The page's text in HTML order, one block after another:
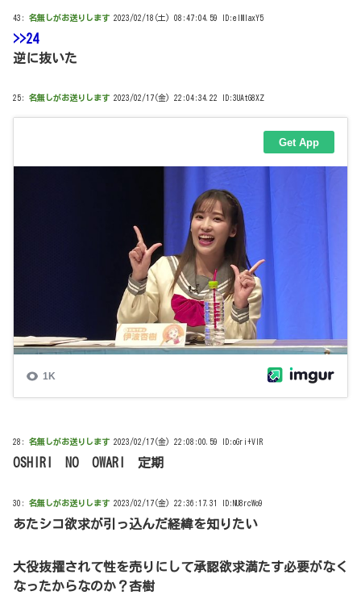
43: 名無しがお送りします 2023/02/18(土) 08:47:04.59 ID:elMIaxY5
>>24
逆に抜いた
25: 名無しがお送りします 2023/02/17(金) 22:04:34.22 ID:3UAtG8XZ
28: 名無しがお送りします 2023/02/17(金) 22:08:00.59 ID:oGri+VIR
OSHIRI NO OWARI 定期
30: 名無しがお送りします 2023/02/17(金) 22:36:17.31 ID:NU8rcWo9
あたシコ欲求が引っ込んだ経緯を知りたい
大役抜擢されて性を売りにして承認欲求満たす必要がなく
なったからなのか？杏樹